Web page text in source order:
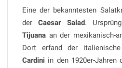
Eine der bekanntesten
derCaesar Salad.
Tijuana an der mexikanisch-
Dort erfand der italienische
Cardini in den 1920er-Jahren